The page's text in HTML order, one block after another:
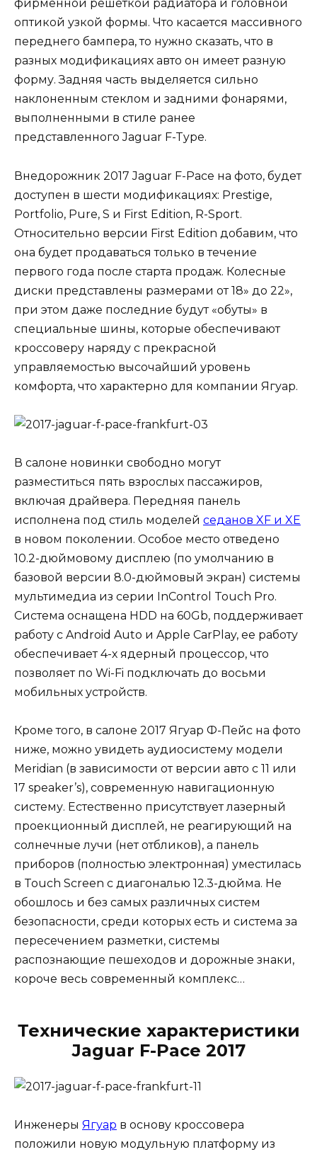
фирменной решеткой радиатора и головной
оптикой узкой формы. Что касается массивного
переднего бампера, то нужно сказать, что в
разных модификациях авто он имеет разную
форму. Задняя часть выделяется сильно
наклоненным стеклом и задними фонарями,
выполненными в стиле ранее
представленного Jaguar F-Type.
Внедорожник 2017 Jaguar F-Pace на фото, будет
доступен в шести модификациях: Prestige,
Portfolio, Pure, S и First Edition, R-Sport.
Относительно версии First Edition добавим, что
она будет продаваться только в течение
первого года после старта продаж. Колесные
диски представлены размерами от 18» до 22»,
при этом даже последние будут «обуты» в
специальные шины, которые обеспечивают
кроссоверу наряду с прекрасной
управляемостью высочайший уровень
комфорта, что характерно для компании Ягуар.
В салоне новинки свободно могут
разместиться пять взрослых пассажиров,
включая драйвера. Передняя панель
исполнена под стиль моделей седанов XF и XE
в новом поколении. Особое место отведено
10.2-дюймовому дисплею (по умолчанию в
базовой версии 8.0-дюймовый экран) системы
мультимедиа из серии InControl Touch Pro.
Система оснащена HDD на 60Gb, поддерживает
работу с Android Auto и Apple CarPlay, ее работу
обеспечивает 4-х ядерный процессор, что
позволяет по Wi-Fi подключать до восьми
мобильных устройств.
Кроме того, в салоне 2017 Ягуар Ф-Пейс на фото
ниже, можно увидеть аудиосистему модели
Meridian (в зависимости от версии авто с 11 или
17 speaker’s), современную навигационную
систему. Естественно присутствует лазерный
проекционный дисплей, не реагирующий на
солнечные лучи (нет отбликов), а панель
приборов (полностью электронная) уместилась
в Touch Screen с диагональю 12.3-дюйма. Не
обошлось и без самых различных систем
безопасности, среди которых есть и система за
пересечением разметки, системы
распознающие пешеходов и дорожные знаки,
короче весь современный комплекс…
Технические характеристики
Jaguar F-Pace 2017
Инженеры Ягуар в основу кроссовера
положили новую модульную платформу из